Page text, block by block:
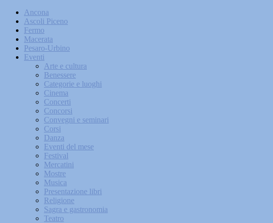
Ancona
Ascoli Piceno
Fermo
Macerata
Pesaro-Urbino
Eventi
Arte e cultura
Benessere
Categorie e luoghi
Cinema
Concerti
Concorsi
Convegni e seminari
Corsi
Danza
Eventi del mese
Festival
Mercatini
Mostre
Musica
Presentazione libri
Religione
Sagra e gastronomia
Teatro